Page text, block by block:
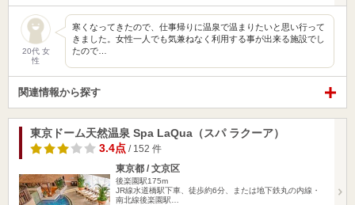
20代 女
性
寒くなってきたので、仕事帰りに温泉で温まりたいと思い行って
きました。女性一人でも気兼ねなく利用する事が出来る施設でし
たので…
関連情報から探す
東京ドーム天然温泉 Spa LaQua（スパ ラクーア）
3.4点 / 152 件
東京都 / 文京区
後楽園駅175m
JR線水道橋駅下車、徒歩約6分、または地下鉄丸の内線・
南北線後楽園駅…